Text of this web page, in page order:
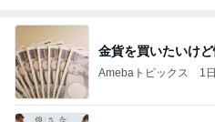
金貨を買いたいけ
Amebaトピックス 1